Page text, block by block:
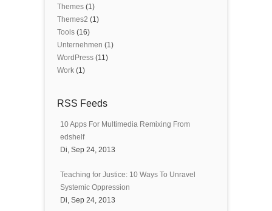
Themes (1)
Themes2 (1)
Tools (16)
Unternehmen (1)
WordPress (11)
Work (1)
RSS Feeds
10 Apps For Multimedia Remixing From
edshelf
Di, Sep 24, 2013
Teaching for Justice: 10 Ways To Unravel
Systemic Oppression
Di, Sep 24, 2013